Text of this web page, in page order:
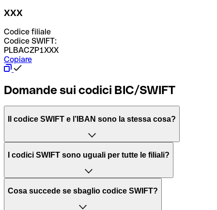
XXX
Codice filiale
Codice SWIFT:
PLBACZP1XXX
Copiare
Domande sui codici BIC/SWIFT
Il codice SWIFT e l’IBAN sono la stessa cosa?
L'acronimo SWIFT sta per “Society for Worldwide
per l’elaborazione dei pagamenti tra diversi Paesi.
Il BIC, invece, sta per “Bank Identifier Code” ed è una
I codici SWIFT sono uguali per tutte le filiali?
Dipende dalle banche. In alcuni casi le banche utilizzano
Cosa succede se sbaglio codice SWIFT?